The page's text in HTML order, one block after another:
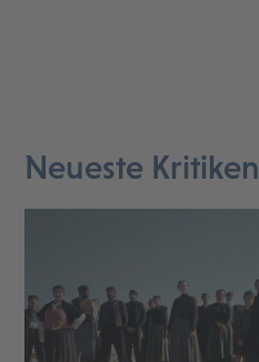
Neueste Kritiken